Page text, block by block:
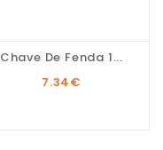
Chave De Fenda 1...
7.34€